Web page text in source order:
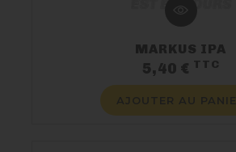
MARKUS IPA
5,40 € TTC
AJOUTER AU